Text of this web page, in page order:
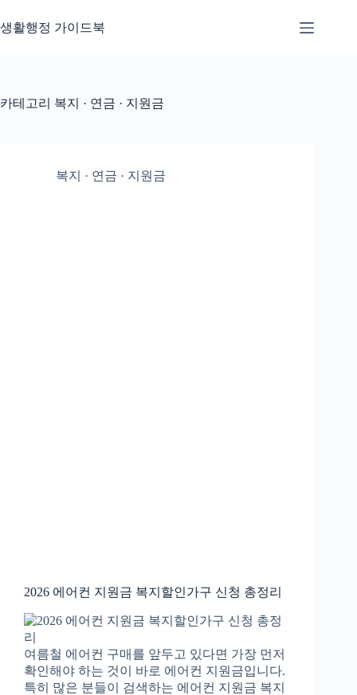
문
뛰
생활행정 가이드북
카테고리 복지 · 연금 · 지원금
복지 · 연금 · 지원금
2026 에어컨 지원금 복지할인가구 신청 총정리
여름철 에어컨 구매를 앞두고 있다면 가장 먼저
확인해야 하는 것이 바로 에어컨 지원금입니다.
특히 많은 분들이 검색하는 에어컨 지원금 복지